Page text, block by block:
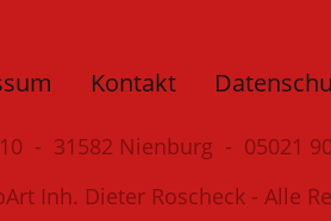
Kontakt
- 31582 Nienburg - 05021
Inh. Dieter Roscheck - Alle